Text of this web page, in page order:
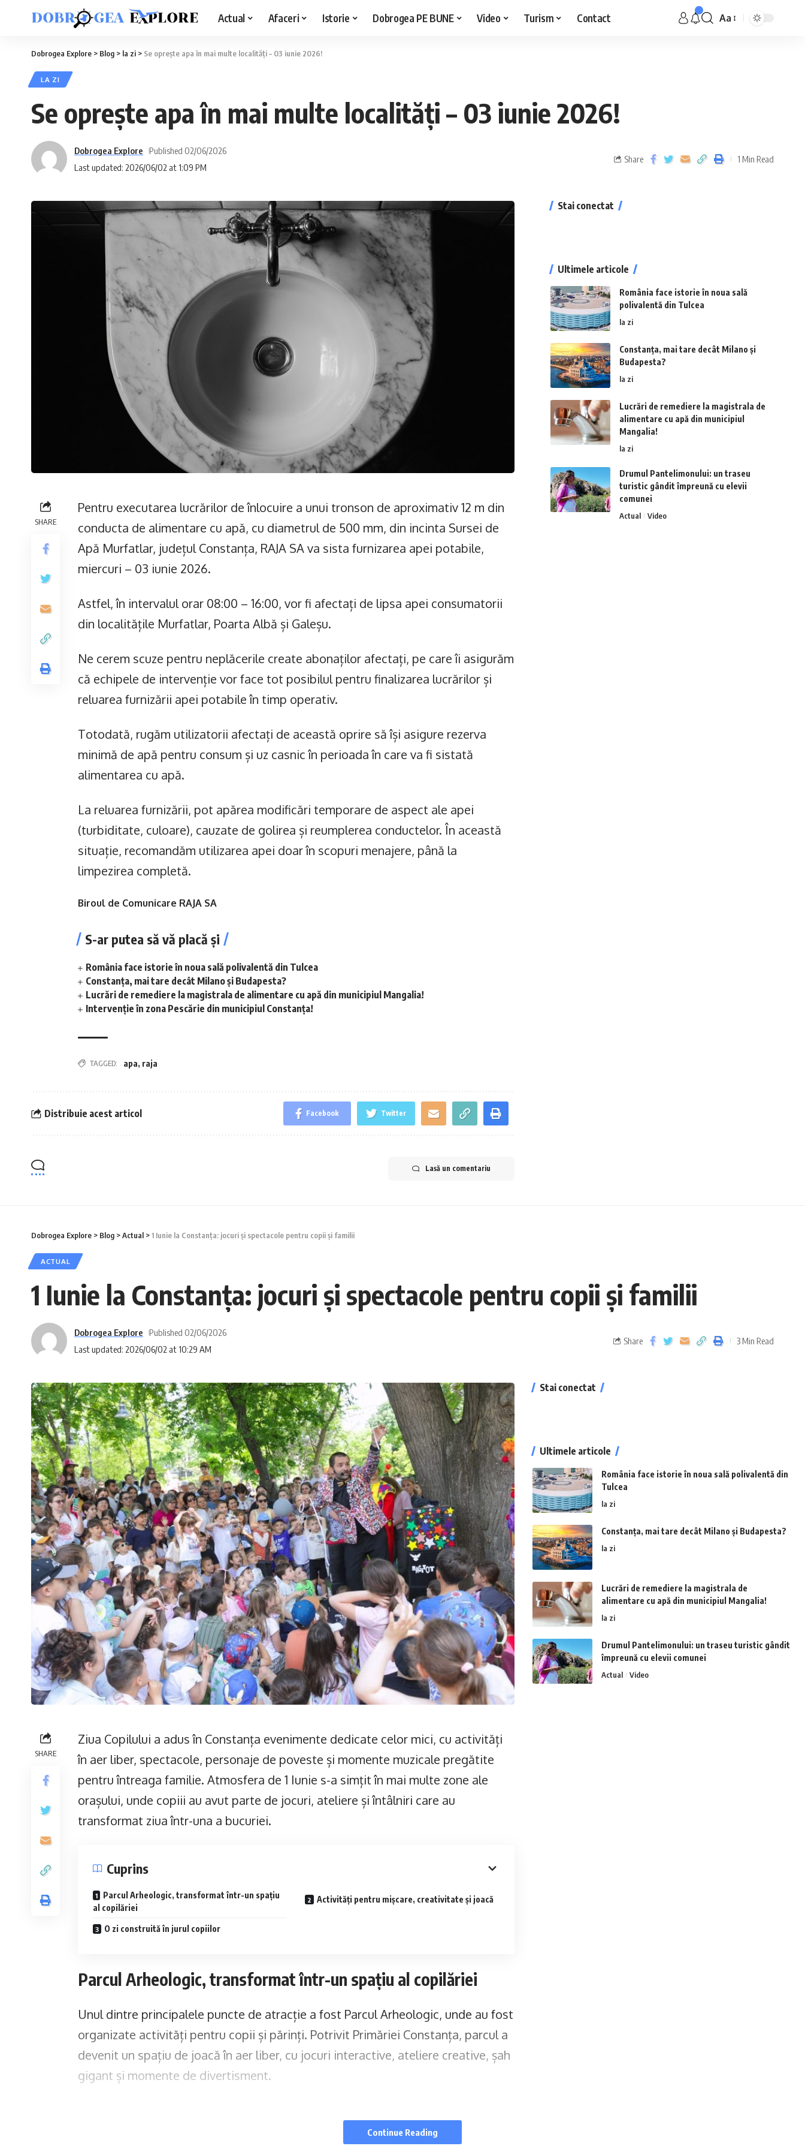
Actual Afaceri Istorie Dobrogea PE BUNE Video Turism Contact Aa
Dobrogea Explore > Blog > la zi > Se oprește apa în mai multe localități – 03 iunie 2026!
LA ZI
Se oprește apa în mai multe localități – 03 iunie 2026!
Last updated: 2026/06/02 at 1:09 PM
Dobrogea Explore Published 02/06/2026
Share 1 Min Read
SHARE
Pentru executarea lucrărilor de înlocuire a unui tronson de aproximativ 12 m din
conducta de alimentare cu apă, cu diametrul de 500 mm, din incinta Sursei de
Apă Murfatlar, județul Constanța, RAJA SA va sista furnizarea apei potabile,
miercuri – 03 iunie 2026.
Astfel, în intervalul orar 08:00 – 16:00, vor fi afectați de lipsa apei consumatorii
din localitățile Murfatlar, Poarta Albă și Galeșu.
Ne cerem scuze pentru neplăcerile create abonaților afectați, pe care îi asigurăm
că echipele de intervenție vor face tot posibilul pentru finalizarea lucrărilor și
reluarea furnizării apei potabile în timp operativ.
Totodată, rugăm utilizatorii afectați de această oprire să își asigure rezerva
minimă de apă pentru consum și uz casnic în perioada în care va fi sistată
alimentarea cu apă.
La reluarea furnizării, pot apărea modificări temporare de aspect ale apei
(turbiditate, culoare), cauzate de golirea și reumplerea conductelor. În această
situație, recomandăm utilizarea apei doar în scopuri menajere, până la
limpezirea completă.
Biroul de Comunicare RAJA SA
S-ar putea să vă placă și
România face istorie în noua sală polivalentă din Tulcea
Constanța, mai tare decât Milano și Budapesta?
Lucrări de remediere la magistrala de alimentare cu apă din municipiul Mangalia!
Intervenție în zona Pescărie din municipiul Constanța!
TAGGED: apa, raja
Distribuie acest articol Facebook Twitter
Lasă un comentariu
Stai conectat
Ultimele articole
România face istorie în noua sală
polivalentă din Tulcea
la zi
Constanța, mai tare decât Milano și
Budapesta?
la zi
Lucrări de remediere la magistrala de
alimentare cu apă din municipiul
Mangalia!
la zi
Drumul Pantelimonului: un traseu
turistic gândit împreună cu elevii
comunei
Actual Video
Dobrogea Explore > Blog >Actual >1 Iunie la Constanța: jocuri și spectacole pentru copii și familii
ACTUAL
1 Iunie la Constanța: jocuri și spectacole pentru copii și familii
Last updated: 2026/06/02 at 10:29 AM
Dobrogea Explore Published 02/06/2026
Share 3 Min Read
SHARE
Ziua Copilului a adus în Constanța evenimente dedicate celor mici, cu activități
în aer liber, spectacole, personaje de poveste și momente muzicale pregătite
pentru întreaga familie. Atmosfera de 1 Iunie s-a simțit în mai multe zone ale
orașului, unde copiii au avut parte de jocuri, ateliere și întâlniri care au
transformat ziua într-una a bucuriei.
Cuprins
Parcul Arheologic, transformat într-un spațiu
al copilăriei
Activități pentru mișcare, creativitate și joacă
O zi construită în jurul copiilor
Parcul Arheologic, transformat într-un spațiu al copilăriei
Unul dintre principalele puncte de atracție a fost Parcul Arheologic, unde au fost
organizate activități pentru copii și părinți. Potrivit Primăriei Constanța, parcul a
devenit un spațiu de joacă în aer liber, cu jocuri interactive, ateliere creative, șah
gigant și momente de divertisment.
personaje îndrăgite. Magicianul MagiTot și Clovnul Cristiano au fost printre cei
Stai conectat
Ultimele articole
România face istorie în noua sală polivalentă din
Tulcea
la zi
Constanța, mai tare decât Milano și Budapesta?
la zi
Lucrări de remediere la magistrala de
alimentare cu apă din municipiul Mangalia!
la zi
Drumul Pantelimonului: un traseu turistic gândit
împreună cu elevii comunei
Actual Video
Continue Reading